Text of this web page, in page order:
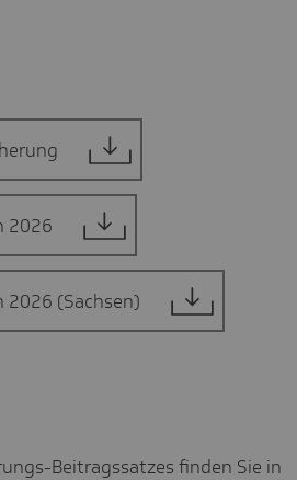
2026
2026 (Sachsen)
Beitragssatzes finden Sie in